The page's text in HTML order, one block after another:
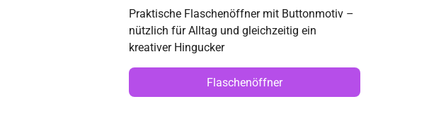
Praktische Flaschenöffner mit Buttonmotiv –
nützlich für Alltag und gleichzeitig ein
kreativer Hingucker
Flaschenöffner